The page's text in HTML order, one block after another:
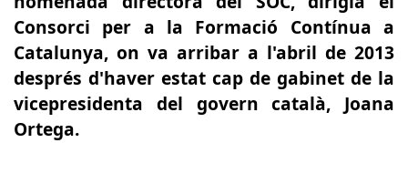
Consorci per a la Formació Contínua a
Catalunya, on va arribar a l'abril de 2013
després d'haver estat cap de gabinet de la
vicepresidenta del govern català, Joana
Ortega.